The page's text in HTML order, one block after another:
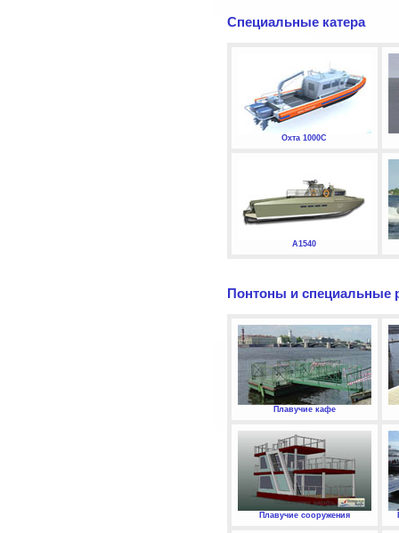
Специальные катера
Охта 1000С
А1540
Понтоны и специальные
Плавучие кафе
Плавучие сооружения